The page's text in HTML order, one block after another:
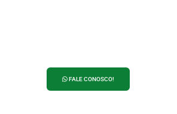
FALE CONOSCO!